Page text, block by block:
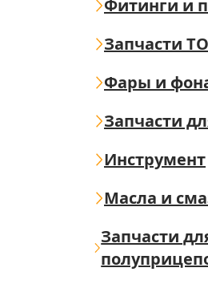
Фитинги и
Запчасти
Фары и
Запчасти
Инструмент
Масла и
Запчасти